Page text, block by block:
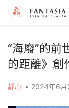
“海廢”的
的距離》創
靜心 • 2024年6